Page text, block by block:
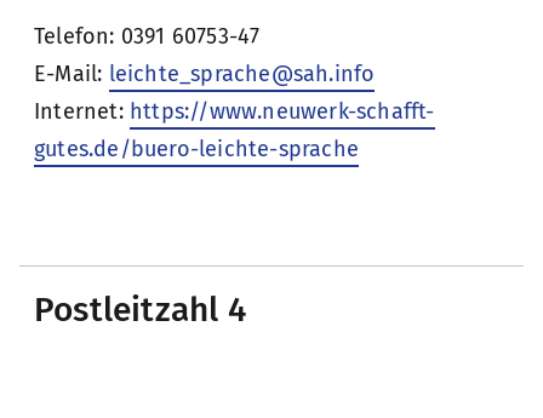
Telefon: 0391 60753-47
E-Mail: leichte_sprache@sah.info
Internet: https://www.neuwerk-schafft-
gutes.de/buero-leichte-sprache
Postleitzahl 4